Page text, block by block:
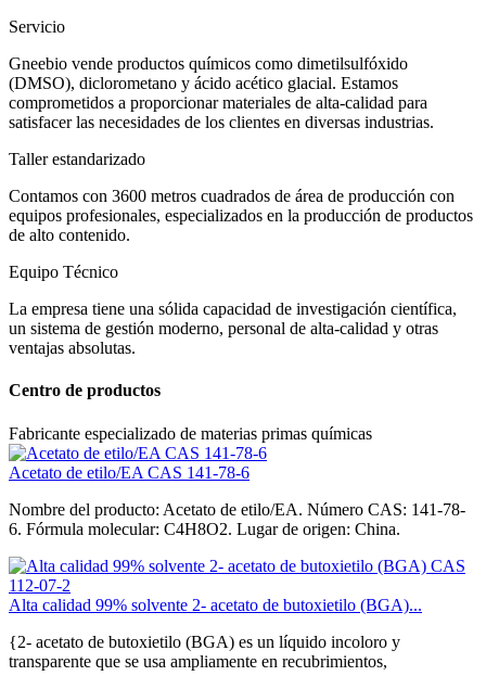
Servicio
Gneebio vende productos químicos como dimetilsulfóxido
(DMSO), diclorometano y ácido acético glacial. Estamos
comprometidos a proporcionar materiales de alta-calidad para
satisfacer las necesidades de los clientes en diversas industrias.
Taller estandarizado
Contamos con 3600 metros cuadrados de área de producción con
equipos profesionales, especializados en la producción de productos
de alto contenido.
Equipo Técnico
La empresa tiene una sólida capacidad de investigación científica,
un sistema de gestión moderno, personal de alta-calidad y otras
ventajas absolutas.
Centro de productos
Fabricante especializado de materias primas químicas
Acetato de etilo/EA CAS 141-78-6
Nombre del producto: Acetato de etilo/EA. Número CAS: 141-78-
6. Fórmula molecular: C4H8O2. Lugar de origen: China.
Alta calidad 99% solvente 2- acetato de butoxietilo (BGA)...
{2- acetato de butoxietilo (BGA) es un líquido incoloro y
transparente que se usa ampliamente en recubrimientos,